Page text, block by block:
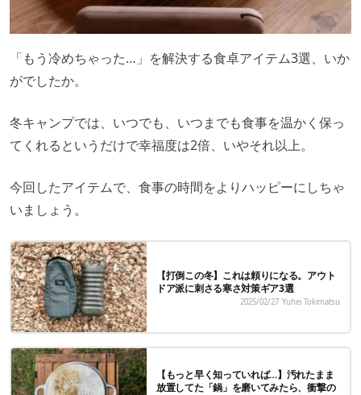
「もう冷めちゃった…」を解決する食卓アイテム3選、いか
がでしたか。
冬キャンプでは、いつでも、いつまでも食事を温かく保っ
てくれるというだけで幸福度は2倍、いやそれ以上。
今回したアイテムで、食事の時間をよりハッピーにしちゃ
いましょう。
【打倒この冬】これは頼りになる。アウト
ドア派に刺さる寒さ対策ギア3選
2025/02/27 Yuhei Tokimatsu
【もっと早く知っていれば…】汚れたまま
放置してた「鍋」を磨いてみたら、衝撃の